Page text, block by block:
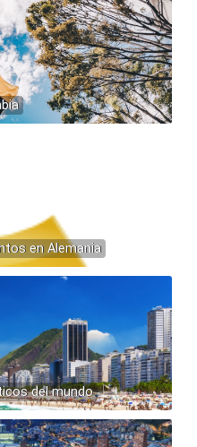
en Alemania
del mundo